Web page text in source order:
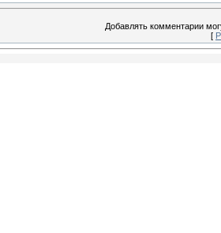
Добавлять комментарии
[